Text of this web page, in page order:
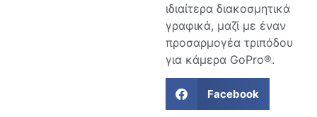
ιδιαίτερα διακοσμητικά
γραφικά, μαζί με έναν
προσαρμογέα τριπόδου
για κάμερα GoPro®.
Facebook